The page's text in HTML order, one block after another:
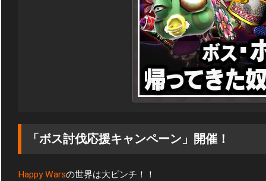
「ボス討伐応援キャンペーン」開催！
Happy Warsの世界は大ピンチ！！